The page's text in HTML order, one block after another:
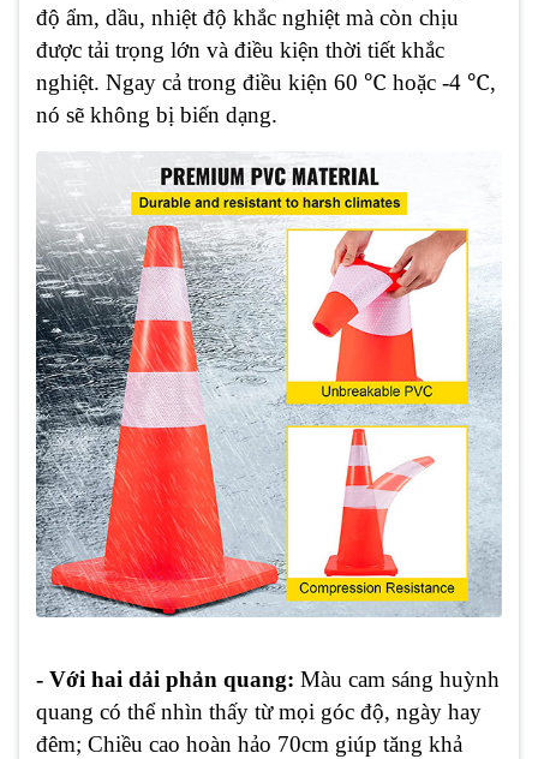
độ ẩm, dầu, nhiệt độ khắc nghiệt mà còn chịu
được tải trọng lớn và điều kiện thời tiết khắc
nghiệt. Ngay cả trong điều kiện 60 ℃ hoặc -4 ℃,
nó sẽ không bị biến dạng.
- Với hai dải phản quang: Màu cam sáng huỳnh
quang có thể nhìn thấy từ mọi góc độ, ngày hay
đêm; Chiều cao hoàn hảo 70cm giúp tăng khả